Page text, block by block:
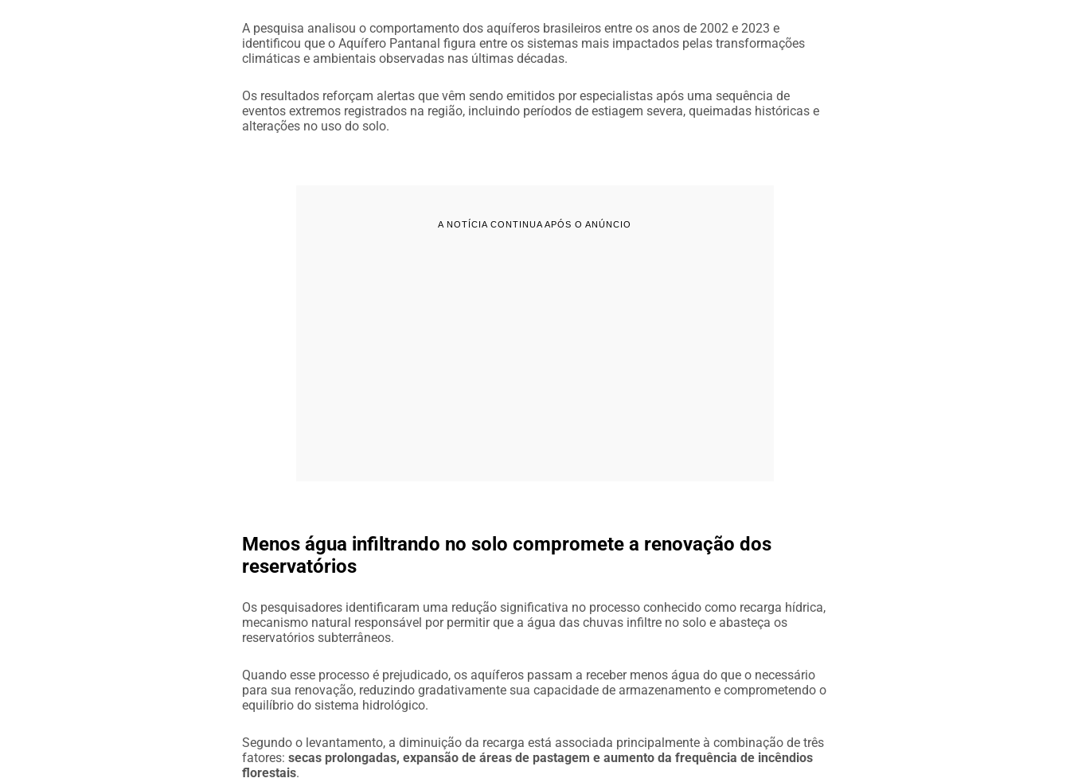
A pesquisa analisou o comportamento dos aquíferos brasileiros entre os anos de 2002 e 2023 e
identificou que o Aquífero Pantanal figura entre os sistemas mais impactados pelas transformações
climáticas e ambientais observadas nas últimas décadas.
Os resultados reforçam alertas que vêm sendo emitidos por especialistas após uma sequência de
eventos extremos registrados na região, incluindo períodos de estiagem severa, queimadas históricas e
alterações no uso do solo.
A NOTÍCIA CONTINUA APÓS O ANÚNCIO
Menos água infiltrando no solo compromete a renovação dos
reservatórios
Os pesquisadores identificaram uma redução significativa no processo conhecido como recarga hídrica,
mecanismo natural responsável por permitir que a água das chuvas infiltre no solo e abasteça os
reservatórios subterrâneos.
Quando esse processo é prejudicado, os aquíferos passam a receber menos água do que o necessário
para sua renovação, reduzindo gradativamente sua capacidade de armazenamento e comprometendo o
equilíbrio do sistema hidrológico.
Segundo o levantamento, a diminuição da recarga está associada principalmente à combinação de três
fatores:secas prolongadas, expansão de áreas de pastagem e aumento da frequência de incêndios
florestais.